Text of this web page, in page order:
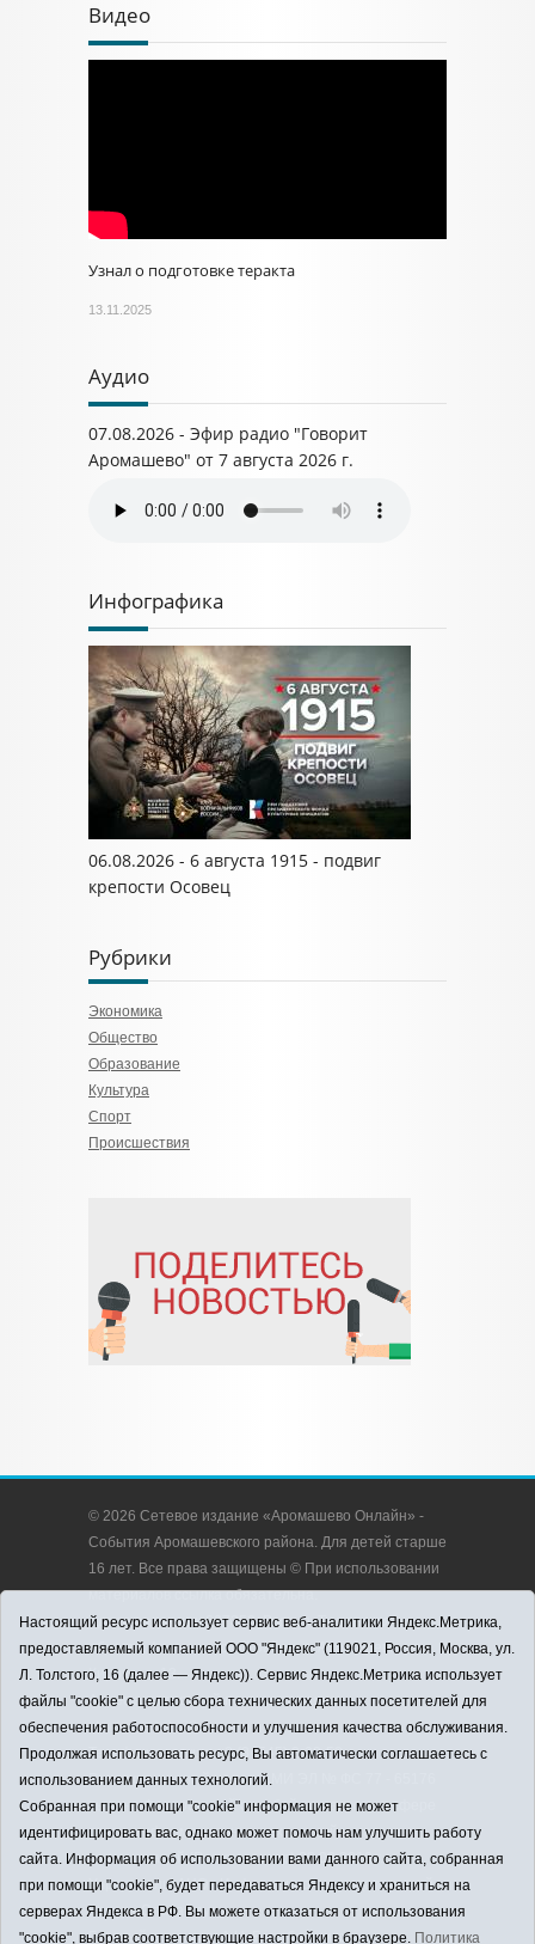
Видео
Узнал о подготовке теракта
13.11.2025
Аудио
07.08.2026 - Эфир радио "Говорит
Аромашево" от 7 августа 2026 г.
Инфографика
06.08.2026 - 6 августа 1915 - подвиг
крепости Осовец
Рубрики
Экономика
Общество
Образование
Культура
Спорт
Происшествия
© 2026 Сетевое издание «Аромашево Онлайн» -
События Аромашевского района. Для детей старше
16 лет. Все права защищены © При использовании
материалов ссылка обязательна.
Адрес редакции: 627350, Россия, Тюменская
область, Аромашевский район, с. Аромашево, ул.
Кирова, д. 13.
Адрес электронной почты редакции:
strudu72@obl72.ru
Телефон редакции: 8 (34545) 2-30-58
Регистрационный номер СМИ ЭЛ № ФС 77 - 65176
выдано Федеральной службой по надзору в сфере
связи, информационных технологий и массовых
коммуникаций (Роскомнадзор) 28.03.2016 г.
Учредитель: АНО «Информационно-издательский
центр «Слава труду».
Главный редактор: А.Н. Барабанщиков
Настоящий ресурс использует сервис веб-аналитики Яндекс.Метрика,
предоставляемый компанией ООО "Яндекс" (119021, Россия, Москва, ул.
Л. Толстого, 16 (далее — Яндекс)). Сервис Яндекс.Метрика использует
файлы "cookie" с целью сбора технических данных посетителей для
обеспечения работоспособности и улучшения качества обслуживания.
Продолжая использовать ресурс, Вы автоматически соглашаетесь с
использованием данных технологий.
Собранная при помощи "cookie" информация не может
идентифицировать вас, однако может помочь нам улучшить работу
сайта. Информация об использовании вами данного сайта, собранная
при помощи "cookie", будет передаваться Яндексу и храниться на
серверах Яндекса в РФ. Вы можете отказаться от использования
"cookie", выбрав соответствующие настройки в браузере. Политика